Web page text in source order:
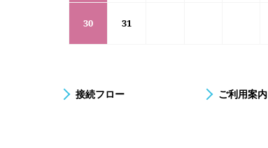
30 31
接続フロー ご利用案内